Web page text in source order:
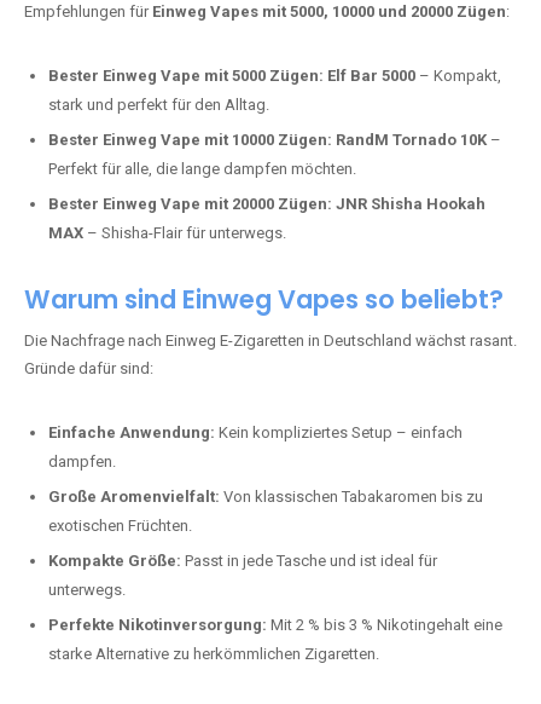
Empfehlungen für Einweg Vapes mit 5000, 10000 und 20000 Zügen:
Bester Einweg Vape mit 5000 Zügen: Elf Bar 5000 – Kompakt,
stark und perfekt für den Alltag.
Bester Einweg Vape mit 10000 Zügen: RandM Tornado 10K –
Perfekt für alle, die lange dampfen möchten.
Bester Einweg Vape mit 20000 Zügen: JNR Shisha Hookah
MAX – Shisha-Flair für unterwegs.
Warum sind Einweg Vapes so beliebt?
Die Nachfrage nach Einweg E-Zigaretten in Deutschland wächst rasant.
Gründe dafür sind:
Einfache Anwendung: Kein kompliziertes Setup – einfach
dampfen.
Große Aromenvielfalt: Von klassischen Tabakaromen bis zu
exotischen Früchten.
Kompakte Größe: Passt in jede Tasche und ist ideal für
unterwegs.
Perfekte Nikotinversorgung: Mit 2 % bis 3 % Nikotingehalt eine
starke Alternative zu herkömmlichen Zigaretten.